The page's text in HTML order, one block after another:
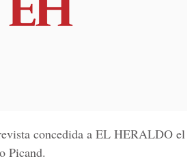
concedida a EL HERALDO el
Picand.